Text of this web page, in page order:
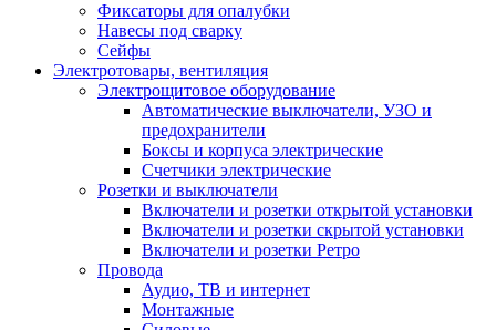
Фиксаторы для опалубки
Навесы под сварку
Сейфы
Электротовары, вентиляция
Электрощитовое оборудование
Автоматические выключатели, УЗО и
предохранители
Боксы и корпуса электрические
Счетчики электрические
Розетки и выключатели
Включатели и розетки открытой установки
Включатели и розетки скрытой установки
Включатели и розетки Ретро
Провода
Аудио, ТВ и интернет
Монтажные